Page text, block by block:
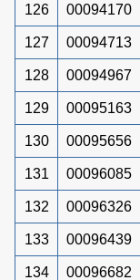
126 00094170
127 00094713
128 00094967
129 00095163
130 00095656
131 00096085
132 00096326
133 00096439
134 00096682